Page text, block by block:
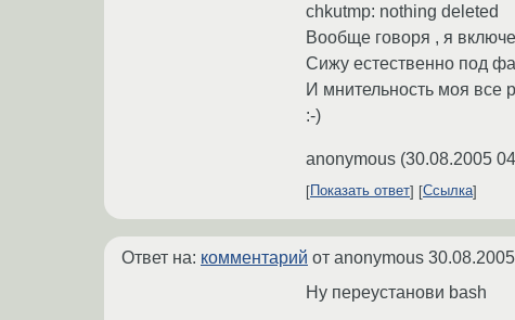
chkutmp: nothing deleted
Вообще говоря , я
Сижу естественно под
И мнительность моя все
:-)
anonymous (30.08.2005
Показать ответ Ссылка
Ответ на: комментарий от anonymous
Ну переустанови bash